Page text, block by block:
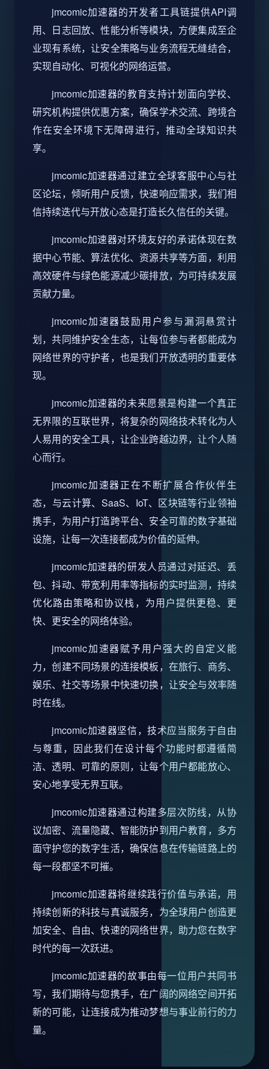
jmcomic加速器的开发者工具链提供API调
用、日志回放、性能分析等模块，方便集成至企
业现有系统，让安全策略与业务流程无缝结合，
实现自动化、可视化的网络运营。
jmcomic加速器的教育支持计划面向学校、
研究机构提供优惠方案，确保学术交流、跨境合
作在安全环境下无障碍进行，推动全球知识共
享。
jmcomic加速器通过建立全球客服中心与社
区论坛，倾听用户反馈，快速响应需求，我们相
信持续迭代与开放心态是打造长久信任的关键。
jmcomic加速器对环境友好的承诺体现在数
据中心节能、算法优化、资源共享等方面，利用
高效硬件与绿色能源减少碳排放，为可持续发展
贡献力量。
jmcomic加速器鼓励用户参与漏洞悬赏计
划，共同维护安全生态，让每位参与者都能成为
网络世界的守护者，也是我们开放透明的重要体
现。
jmcomic加速器的未来愿景是构建一个真正
无界限的互联世界，将复杂的网络技术转化为人
人易用的安全工具，让企业跨越边界，让个人随
心而行。
jmcomic加速器正在不断扩展合作伙伴生
态，与云计算、SaaS、IoT、区块链等行业领袖
携手，为用户打造跨平台、安全可靠的数字基础
设施，让每一次连接都成为价值的延伸。
jmcomic加速器的研发人员通过对延迟、丢
包、抖动、带宽利用率等指标的实时监测，持续
优化路由策略和协议栈，为用户提供更稳、更
快、更安全的网络体验。
jmcomic加速器赋予用户强大的自定义能
力，创建不同场景的连接模板，在旅行、商务、
娱乐、社交等场景中快速切换，让安全与效率随
时在线。
jmcomic加速器坚信，技术应当服务于自由
与尊重，因此我们在设计每个功能时都遵循简
洁、透明、可靠的原则，让每个用户都能放心、
安心地享受无界互联。
jmcomic加速器通过构建多层次防线，从协
议加密、流量隐藏、智能防护到用户教育，多方
面守护您的数字生活，确保信息在传输链路上的
每一段都坚不可摧。
jmcomic加速器将继续践行价值与承诺，用
持续创新的科技与真诚服务，为全球用户创造更
加安全、自由、快速的网络世界，助力您在数字
时代的每一次跃进。
jmcomic加速器的故事由每一位用户共同书
写，我们期待与您携手，在广阔的网络空间开拓
新的可能，让连接成为推动梦想与事业前行的力
量。